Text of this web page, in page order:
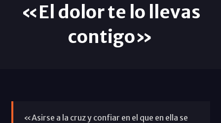
«El dolor te lo llevas
contigo»
«Asirse a la cruz y confiar en el que en ella se